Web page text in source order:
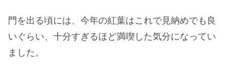
門を出る頃には、今年の紅葉はこれで見納めでも良
いぐらい、十分すぎるほど満喫した気分になってい
ました。